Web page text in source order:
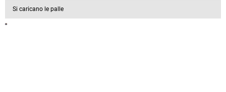
Si caricano le palle